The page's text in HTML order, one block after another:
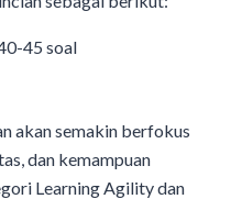
45 soal
akan semakin berfokus
dan kemampuan
Learning Agility dan